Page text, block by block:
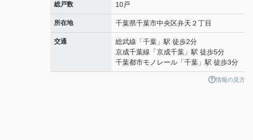
総戸数 10戸
所在地 千葉県千葉市中央区弁天 ２丁目
交通 総武線 「千葉 」駅 徒歩2分
京成千葉線 「京成千葉 」駅 徒歩5分
千葉都市モノレール 「千葉 」駅 徒歩3分
情報の見方